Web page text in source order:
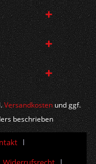
Versandkosten und ggf.
beschrieben